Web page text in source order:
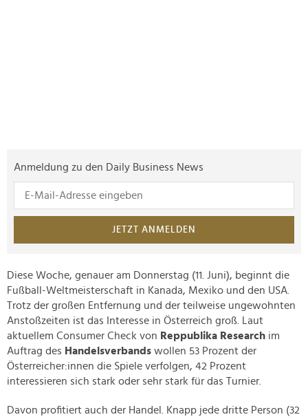
Anmeldung zu den Daily Business News
JETZT ANMELDEN
Diese Woche, genauer am Donnerstag (11. Juni), beginnt die
Fußball-Weltmeisterschaft in Kanada, Mexiko und den USA.
Trotz der großen Entfernung und der teilweise ungewohnten
Anstoßzeiten ist das Interesse in Österreich groß. Laut
aktuellem Consumer Check von Reppublika Research im
Auftrag des Handelsverbands wollen 53 Prozent der
Österreicher:innen die Spiele verfolgen, 42 Prozent
interessieren sich stark oder sehr stark für das Turnier.
Davon profitiert auch der Handel. Knapp jede dritte Person (32